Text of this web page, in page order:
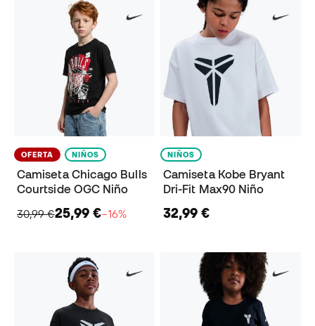
OFERTA NIÑOS
Camiseta Chicago Bulls
Courtside OGC Niño
30,99 €25,99 €−16%
NIÑOS
Camiseta Kobe Bryant
Dri-Fit Max90 Niño
32,99 €